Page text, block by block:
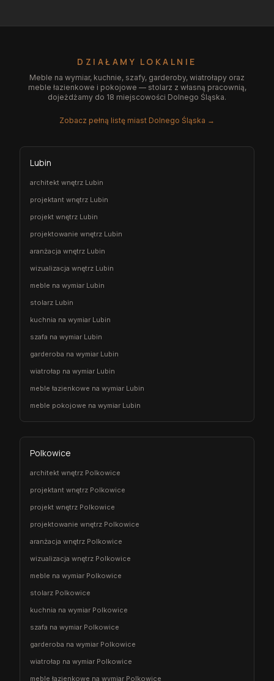
DZIAŁAMY LOKALNIE
Meble na wymiar, kuchnie, szafy, garderoby, wiatrołapy oraz
meble łazienkowe i pokojowe — stolarz z własną pracownią,
dojeżdżamy do 18 miejscowości Dolnego Śląska.
Zobacz pełną listę miast Dolnego Śląska →
Lubin
architekt wnętrz Lubin
projektant wnętrz Lubin
projekt wnętrz Lubin
projektowanie wnętrz Lubin
aranżacja wnętrz Lubin
wizualizacja wnętrz Lubin
meble na wymiar Lubin
stolarz Lubin
kuchnia na wymiar Lubin
szafa na wymiar Lubin
garderoba na wymiar Lubin
wiatrołap na wymiar Lubin
meble łazienkowe na wymiar Lubin
meble pokojowe na wymiar Lubin
Polkowice
architekt wnętrz Polkowice
projektant wnętrz Polkowice
projekt wnętrz Polkowice
projektowanie wnętrz Polkowice
aranżacja wnętrz Polkowice
wizualizacja wnętrz Polkowice
meble na wymiar Polkowice
stolarz Polkowice
kuchnia na wymiar Polkowice
szafa na wymiar Polkowice
garderoba na wymiar Polkowice
wiatrołap na wymiar Polkowice
meble łazienkowe na wymiar Polkowice